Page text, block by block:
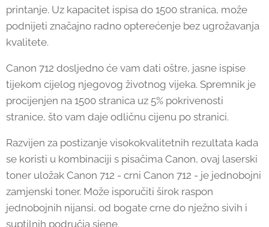
printanje. Uz kapacitet ispisa do 1500 stranica, može
podnijeti značajno radno opterećenje bez ugrožavanja
kvalitete.
Canon 712 dosljedno će vam dati oštre, jasne ispise
tijekom cijelog njegovog životnog vijeka. Spremnik je
procijenjen na 1500 stranica uz 5% pokrivenosti
stranice, što vam daje odličnu cijenu po stranici.
Razvijen za postizanje visokokvalitetnih rezultata kada
se koristi u kombinaciji s pisačima Canon, ovaj laserski
toner uložak Canon 712 - crni Canon 712 - je jednobojni
zamjenski toner. Može isporučiti širok raspon
jednobojnih nijansi, od bogate crne do nježno sivih i
suptilnih područja sjene.